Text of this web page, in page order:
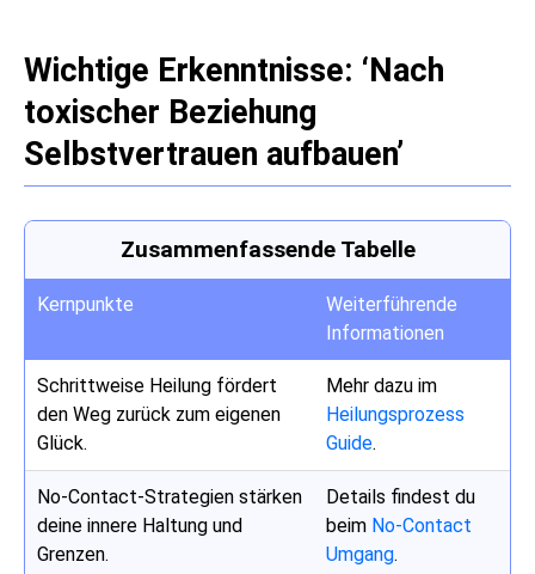
Wichtige Erkenntnisse: ‘Nach
toxischer Beziehung
Selbstvertrauen aufbauen’
Zusammenfassende Tabelle
Kernpunkte
Weiterführende
Informationen
Schrittweise Heilung fördert
den Weg zurück zum eigenen
Glück.
Mehr dazu im
Heilungsprozess
Guide.
No-Contact-Strategien stärken
deine innere Haltung und
Grenzen.
Details findest du
beim No-Contact
Umgang.